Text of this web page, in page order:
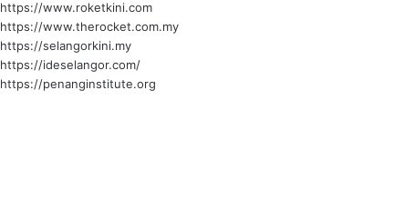
https://www.roketkini.com
https://www.therocket.com.my
https://selangorkini.my
https://ideselangor.com/
https://penanginstitute.org